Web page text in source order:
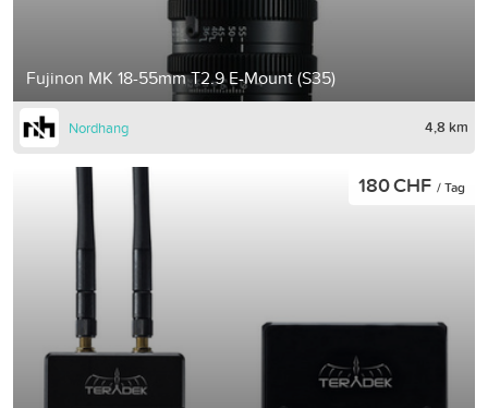
Fujinon MK 18-55mm T2.9 E-Mount (S35)
Nordhang 4,8 km
180 CHF / Tag